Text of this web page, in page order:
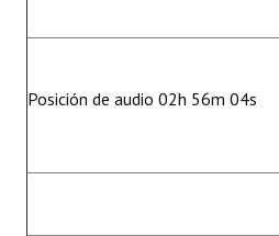
Posición de audio 02h 56m 04s